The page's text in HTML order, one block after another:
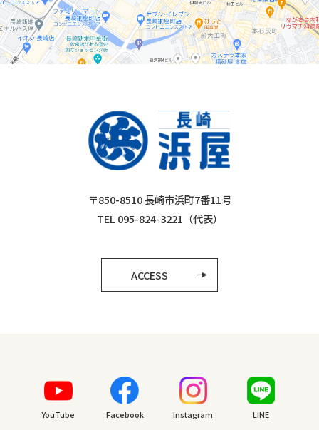
〒850-8510 長崎市浜町7番11号
TEL 095-824-3221（代表）
ACCESS
YouTube Facebook Instagram LINE